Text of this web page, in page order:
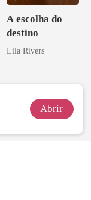
A escolha do
destino
Lila Rivers
Abrir